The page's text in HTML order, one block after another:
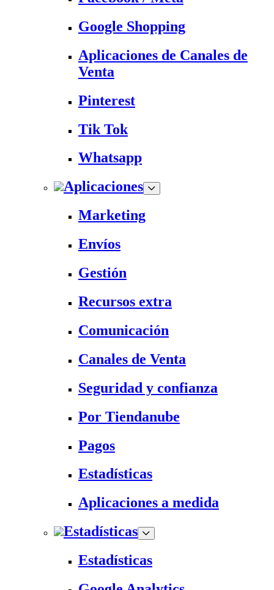
Google Shopping
Aplicaciones de Canales de
Venta
Pinterest
Tik Tok
Whatsapp
Aplicaciones
Marketing
Envíos
Gestión
Recursos extra
Comunicación
Canales de Venta
Seguridad y confianza
Por Tiendanube
Pagos
Estadísticas
Aplicaciones a medida
Estadísticas
Estadísticas